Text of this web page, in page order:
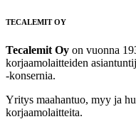
TECALEMIT OY
Tecalemit Oy on vuonna
korjaamolaitteiden
-konsernia.
Yritys maahantuo, myy ja
korjaamolaitteita.